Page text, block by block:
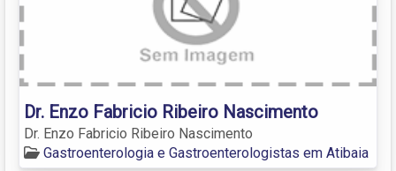
Dr. Enzo Fabricio Ribeiro Nascimento
Dr. Enzo Fabricio Ribeiro Nascimento
Gastroenterologia e Gastroenterologistas em Atibaia